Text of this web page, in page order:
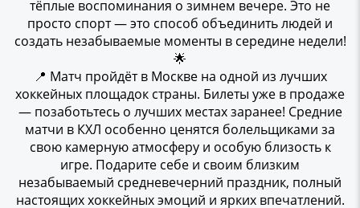
тёплые воспоминания о зимнем вечере. Это не
просто спорт — это способ объединить людей и
создать незабываемые моменты в середине недели!
🌟
📍 Матч пройдёт в Москве на одной из лучших
хоккейных площадок страны. Билеты уже в продаже
— позаботьтесь о лучших местах заранее! Средние
матчи в КХЛ особенно ценятся болельщиками за
свою камерную атмосферу и особую близость к
игре. Подарите себе и своим близким
незабываемый средневечерний праздник, полный
настоящих хоккейных эмоций и ярких впечатлений.